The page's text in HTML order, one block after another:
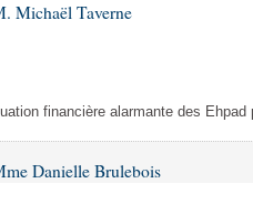
Michaël Taverne
financière alarmante des
Danielle Brulebois